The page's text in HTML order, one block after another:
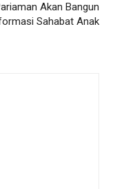
Akan Bangun
Sahabat Anak